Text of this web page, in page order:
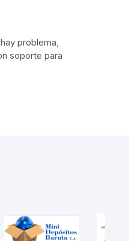
problema,
soporte para